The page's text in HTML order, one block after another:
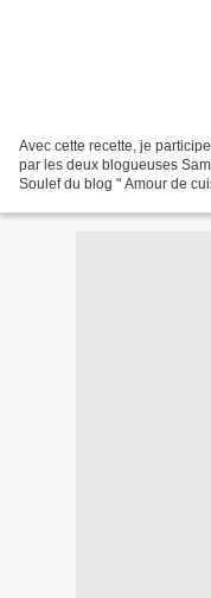
Avec cette recette, je
par les deux blogueuses
Soulef du blog " Amour de